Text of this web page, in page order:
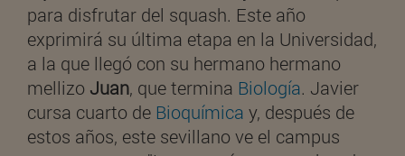
para disfrutar del squash. Este año
exprimirá su última etapa en la Universidad,
a la que llegó con su hermano hermano
mellizo Juan, que termina Biología. Javier
cursa cuarto de Bioquímica y, después de
estos años, este sevillano ve el campus